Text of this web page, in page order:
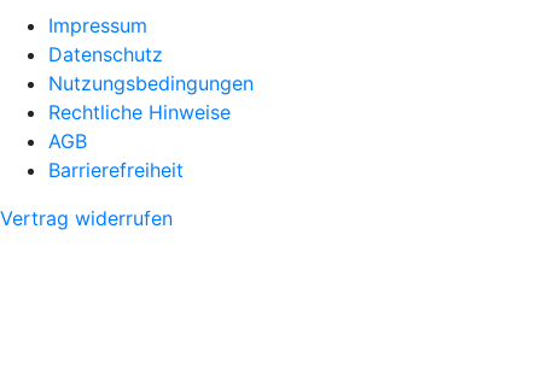
Impressum
Datenschutz
Nutzungsbedingungen
Rechtliche Hinweise
AGB
Barrierefreiheit
Vertrag widerrufen